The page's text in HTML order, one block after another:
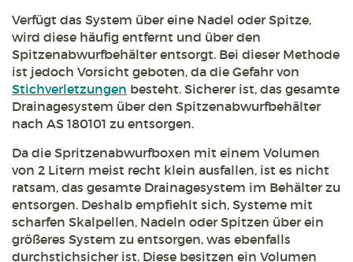
Verfügt das System über eine Nadel oder Spitze,
wird diese häufig entfernt und über den
Spitzenabwurfbehälter entsorgt. Bei dieser Methode
ist jedoch Vorsicht geboten, da die Gefahr von
Stichverletzungen besteht. Sicherer ist, das gesamte
Drainagesystem über den Spitzenabwurfbehälter
nach AS 180101 zu entsorgen.
Da die Spritzenabwurfboxen mit einem Volumen
von 2 Litern meist recht klein ausfallen, ist es nicht
ratsam, das gesamte Drainagesystem im Behälter zu
entsorgen. Deshalb empfiehlt sich, Systeme mit
scharfen Skalpellen, Nadeln oder Spitzen über ein
größeres System zu entsorgen, was ebenfalls
durchstichsicher ist. Diese besitzen ein Volumen